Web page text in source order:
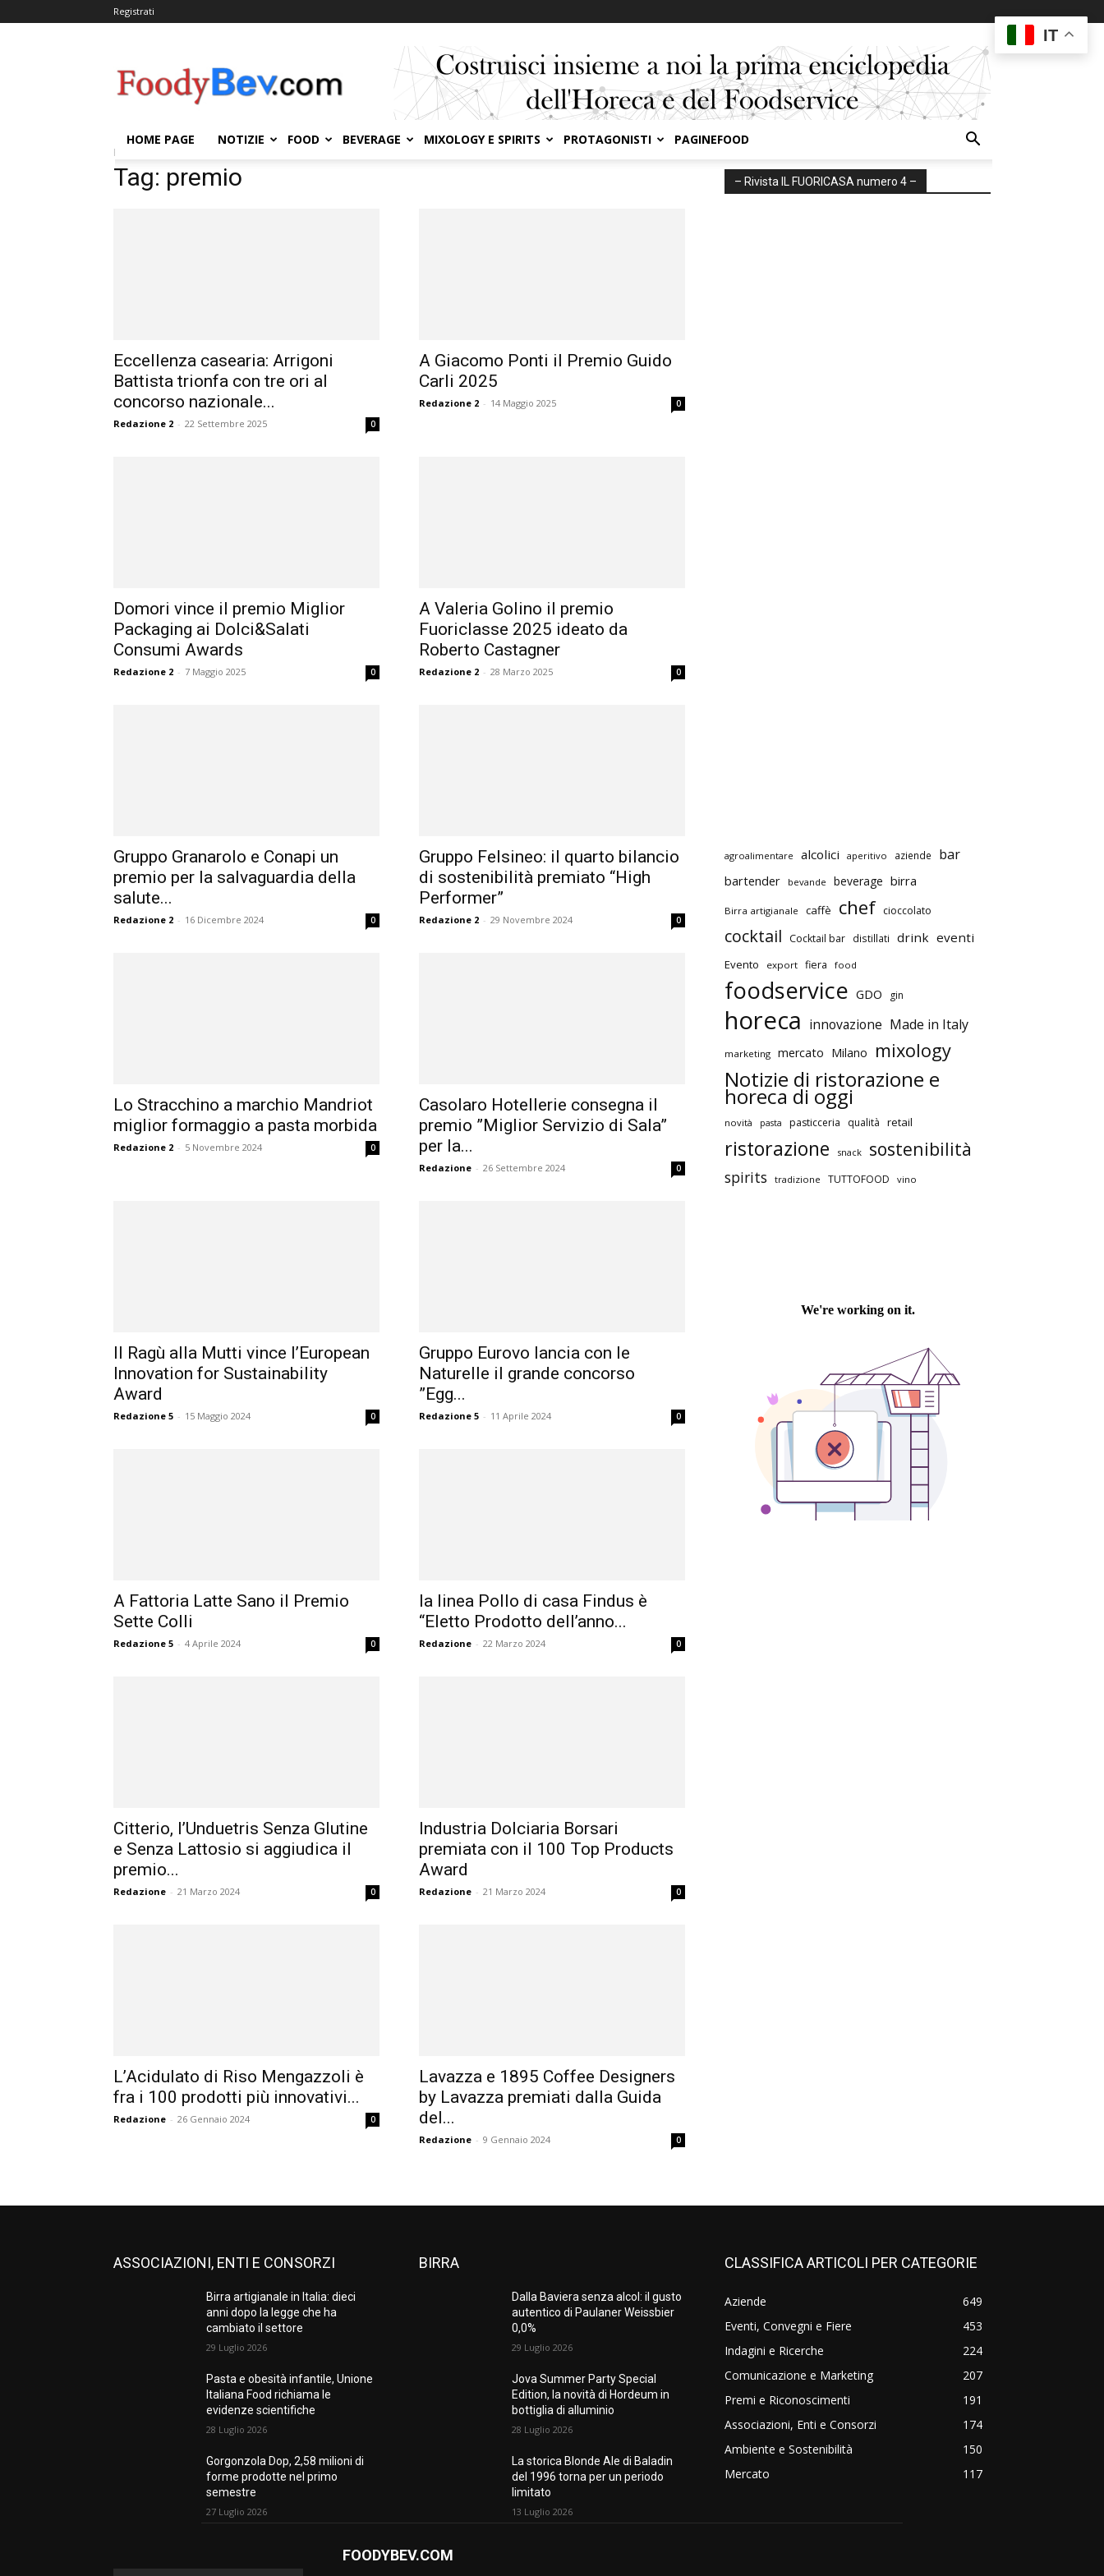
Registrati
HOME PAGE NOTIZIE FOOD BEVERAGE MIXOLOGY E SPIRITS PROTAGONISTI PAGINEFOOD
Home
Tag: premio
Eccellenza casearia: Arrigoni
Battista trionfa con tre ori al
concorso nazionale...
Redazione 2 - 22 Settembre 2025 0
A Giacomo Ponti il Premio Guido
Carli 2025
Redazione 2 - 14 Maggio 2025 0
Domori vince il premio Miglior
Packaging ai Dolci&Salati
Consumi Awards
Redazione 2 - 7 Maggio 2025 0
A Valeria Golino il premio
Fuoriclasse 2025 ideato da
Roberto Castagner
Redazione 2 - 28 Marzo 2025 0
Gruppo Granarolo e Conapi un
premio per la salvaguardia della
salute...
Redazione 2 - 16 Dicembre 2024 0
Gruppo Felsineo: il quarto bilancio
di sostenibilità premiato “High
Performer”
Redazione 2 - 29 Novembre 2024 0
Lo Stracchino a marchio Mandriot
miglior formaggio a pasta morbida
Redazione 2 - 5 Novembre 2024 0
Casolaro Hotellerie consegna il
premio ”Miglior Servizio di Sala”
per la...
Redazione - 26 Settembre 2024 0
Il Ragù alla Mutti vince l’European
Innovation for Sustainability
Award
Redazione 5 - 15 Maggio 2024 0
Gruppo Eurovo lancia con le
Naturelle il grande concorso
”Egg...
Redazione 5 - 11 Aprile 2024 0
A Fattoria Latte Sano il Premio
Sette Colli
Redazione 5 - 4 Aprile 2024 0
la linea Pollo di casa Findus è
“Eletto Prodotto dell’anno...
Redazione - 22 Marzo 2024 0
Citterio, l’Unduetris Senza Glutine
e Senza Lattosio si aggiudica il
premio...
Redazione - 21 Marzo 2024 0
Industria Dolciaria Borsari
premiata con il 100 Top Products
Award
Redazione - 21 Marzo 2024 0
L’Acidulato di Riso Mengazzoli è
fra i 100 prodotti più innovativi...
Redazione - 26 Gennaio 2024 0
Lavazza e 1895 Coffee Designers
by Lavazza premiati dalla Guida
del...
Redazione - 9 Gennaio 2024 0
– Rivista IL FUORICASA numero 4 –
agroalimentare alcolici aperitivo aziende bar
bartender bevande beverage birra
Birra artigianale caffè chef cioccolato
cocktail Cocktail bar distillati drink eventi
Evento export fiera food
foodservice GDO gin
horeca innovazione Made in Italy
marketing mercato Milano mixology
Notizie di ristorazione e
horeca di oggi
novità pasta pasticceria qualità retail
ristorazione snack sostenibilità
spirits tradizione TUTTOFOOD vino
ASSOCIAZIONI, ENTI E CONSORZI
Birra artigianale in Italia: dieci
anni dopo la legge che ha
cambiato il settore
29 Luglio 2026
Pasta e obesità infantile, Unione
Italiana Food richiama le
evidenze scientifiche
28 Luglio 2026
Gorgonzola Dop, 2,58 milioni di
forme prodotte nel primo
semestre
27 Luglio 2026
BIRRA
Dalla Baviera senza alcol: il gusto
autentico di Paulaner Weissbier
0,0%
29 Luglio 2026
Jova Summer Party Special
Edition, la novità di Hordeum in
bottiglia di alluminio
28 Luglio 2026
La storica Blonde Ale di Baladin
del 1996 torna per un periodo
limitato
13 Luglio 2026
CLASSIFICA ARTICOLI PER CATEGORIE
Aziende
649
Eventi, Convegni e Fiere
453
Indagini e Ricerche
224
Comunicazione e Marketing
207
Premi e Riconoscimenti
191
Associazioni, Enti e Consorzi
174
Ambiente e Sostenibilità
150
Mercato
117
FOODYBEV.COM
IT